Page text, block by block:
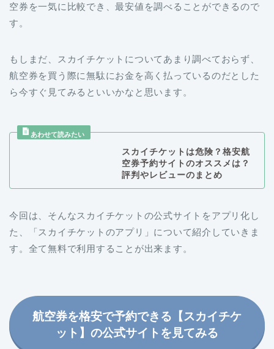
空券を一気に比較でき、最安値を調べることができるので
す。
もしまだ、スカイチケットについてあまり調べておらず、
航空券を買う際に無駄にお金を高く払っているのだとした
ら今すぐ見てみるといいかなと思います。
スカイチケットは危険？格安航
空券予約サイトのオススメは？
評判やレビューのまとめ
今回は、そんなスカイチケットの公式サイトをアプリ化し
た、「スカイチケットのアプリ」について紹介していきま
す。全て無料で利用することが出来ます。
航空券を格安で予約できる【スカイチケ
ット】の公式サイトを見てみる